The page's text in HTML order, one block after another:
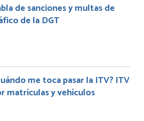
de sanciones y multas de
de la DGT
me toca pasar la ITV? ITV
matrículas y vehículos